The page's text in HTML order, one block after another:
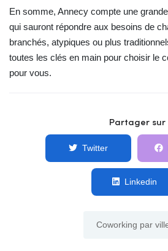
En somme, Annecy compte une
qui sauront répondre aux besoins de
branchés, atypiques ou plus
toutes les clés en main pour choisir le
pour vous.
Partager sur
Twitter
Linkedin
Coworking par